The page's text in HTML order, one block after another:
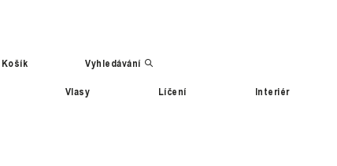
Košík
Vyhledávání
Vlasy Líčení Interiér